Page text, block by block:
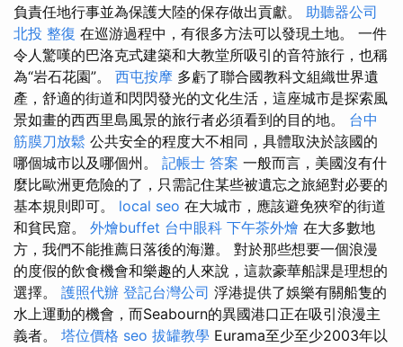
負責任地行事並為保護大陸的保存做出貢獻。 助聽器公司
北投 整復 在巡游過程中，有很多方法可以發現土地。 一件
令人驚嘆的巴洛克式建築和大教堂所吸引的音符旅行，也稱
為“岩石花園”。 西屯按摩 多虧了聯合國教科文組織世界遺
產，舒適的街道和閃閃發光的文化生活，這座城市是探索風
景如畫的西西里島風景的旅行者必須看到的目的地。 台中
筋膜刀放鬆 公共安全的程度大不相同，具體取決於該國的
哪個城市以及哪個州。 記帳士 答案 一般而言，美國沒有什
麼比歐洲更危險的了，只需記住某些被遺忘之旅絕對必要的
基本規則即可。 local seo 在大城市，應該避免狹窄的街道
和貧民窟。 外燴buffet 台中眼科 下午茶外燴 在大多數地
方，我們不能推薦日落後的海灘。 對於那些想要一個浪漫
的度假的飲食機會和樂趣的人來說，這款豪華船課是理想的
選擇。 護照代辦 登記台灣公司 浮港提供了娛樂有關船隻的
水上運動的機會，而Seabourn的異國港口正在吸引浪漫主
義者。 塔位價格 seo 拔罐教學 Eurama至少至少2003年以